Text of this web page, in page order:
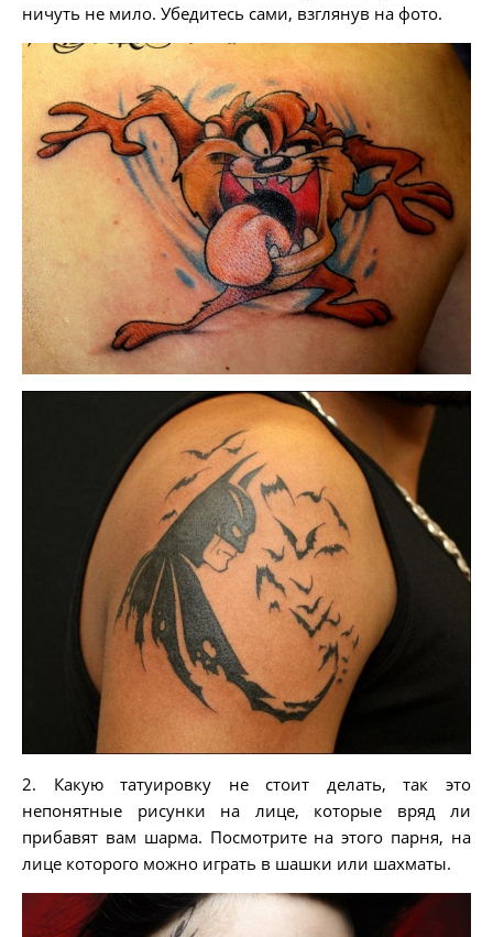
ничуть не мило. Убедитесь сами, взглянув на фото.
2. Какую татуировку не стоит делать, так это
непонятные рисунки на лице, которые вряд ли
прибавят вам шарма. Посмотрите на этого парня, на
лице которого можно играть в шашки или шахматы.